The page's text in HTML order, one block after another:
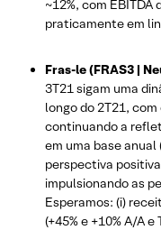
~12%, com EBITDA
praticamente em
Fras-le (FRAS3 |
3T21 sigam uma
longo do 2T21,
continuando a
em uma base anual
perspectiva
impulsionando as
Esperamos: (i)
(+45% e +10% A/A